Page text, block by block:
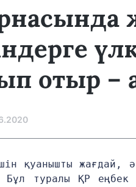
отыр –
қуанышты жағдай,
туралы ҚР еңбек